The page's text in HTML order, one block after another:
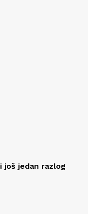
jedan razlog